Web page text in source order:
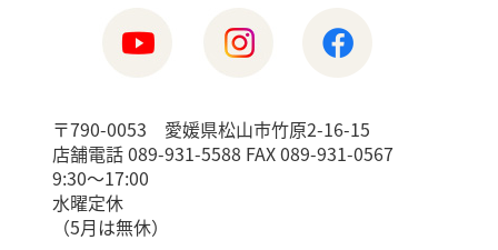
〒790-0053 愛媛県松山市竹原2-16-15
店舗電話 089-931-5588 FAX 089-931-0567
9:30〜17:00
水曜定休
（5月は無休）